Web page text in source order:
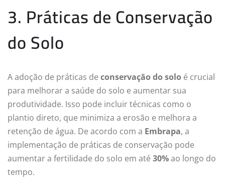
3. Práticas de Conservação
do Solo
A adoção de práticas de conservação do solo é crucial
para melhorar a saúde do solo e aumentar sua
produtividade. Isso pode incluir técnicas como o
plantio direto, que minimiza a erosão e melhora a
retenção de água. De acordo com a Embrapa, a
implementação de práticas de conservação pode
aumentar a fertilidade do solo em até 30%ao longo do
tempo.